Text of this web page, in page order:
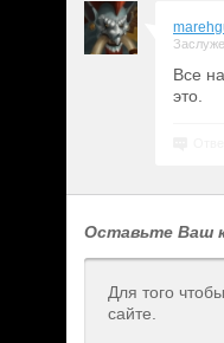
Все
это.
Оставьте Ваш
Для того
сайте.